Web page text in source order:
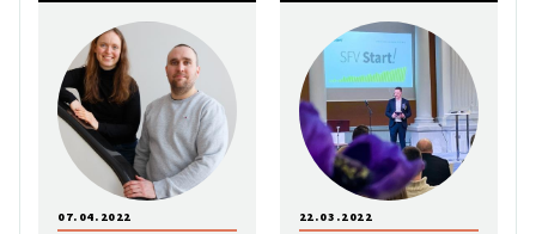
07.04.2022 22.03.2022